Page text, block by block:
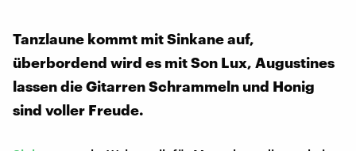
Tanzlaune kommt mit Sinkane auf,
überbordend wird es mit Son Lux, Augustines
lassen die Gitarren Schrammeln und Honig
sind voller Freude.